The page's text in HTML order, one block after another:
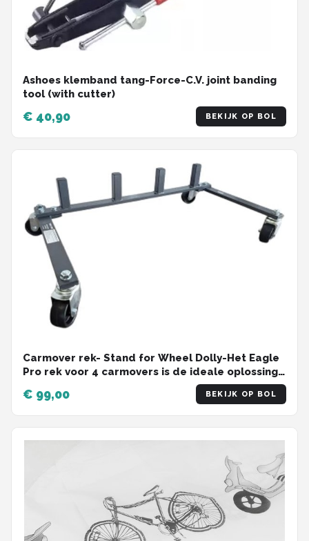
Ashoes klemband tang-Force-C.V. joint banding
tool (with cutter)
€ 40,90 BEKIJK OP BOL
Carmover rek- Stand for Wheel Dolly-Het Eagle
Pro rek voor 4 carmovers is de ideale oplossing
voor autowerkplaatsen waar ruimte efficiëntie
een prioriteit is.
€ 99,00 BEKIJK OP BOL